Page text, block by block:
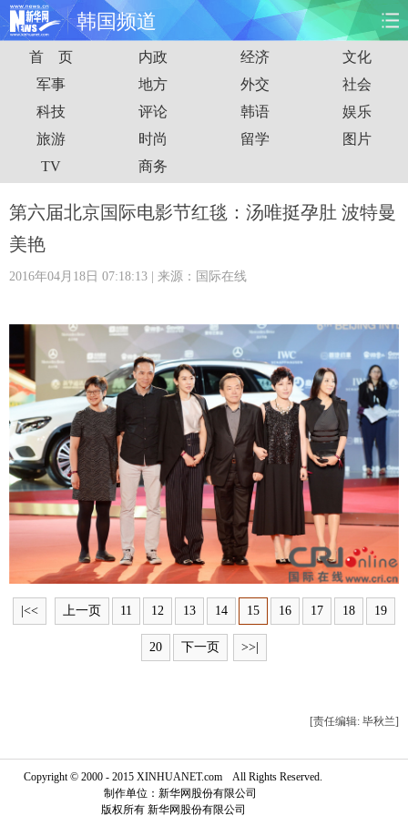
韩国频道
首页 时政 国际 财经
娱乐 体育 人事 教育
时尚 思客
港澳 台湾 华人 汽车
科技
信息化
金融 公益 军事 无人机
富媒体 摄影 新华广播
新华电视中文 新华电视英文 返回PC
首 页 内政 经济
文化
军事
地方 外交
社会
科技
评论 韩语
娱乐
旅游
时尚 留学
图片
TV
商务
第六届北京国际电影节红毯：汤唯挺孕肚 波特曼
美艳
2016年04月18日 07:18:13 | 来源：国际在线
|<< 上一页 11 12 13 14 15 16 17 18 19
20 下一页 >>|
[责任编辑: 毕秋兰]
Copyright © 2000 - 2015 XINHUANET.com All Rights Reserved.
制作单位：新华网股份有限公司
版权所有 新华网股份有限公司